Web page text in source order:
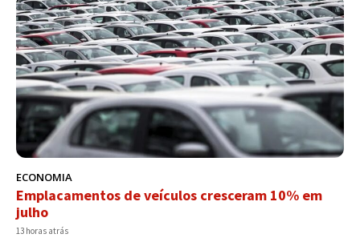
ECONOMIA
Emplacamentos de veículos cresceram 10% em
julho
13 horas atrás